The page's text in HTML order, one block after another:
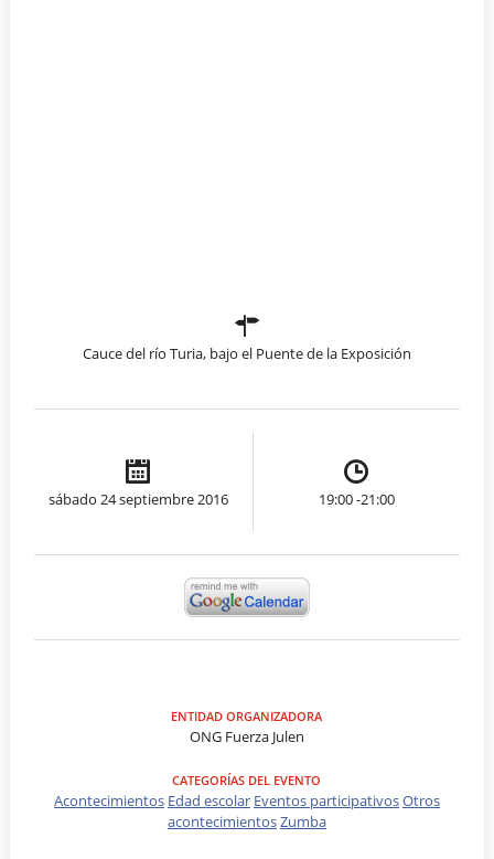
Cauce del río Turia, bajo el Puente de la Exposición
sábado 24 septiembre 2016 19:00 -21:00
ENTIDAD ORGANIZADORA
ONG Fuerza Julen
CATEGORÍAS DEL EVENTO
Acontecimientos Edad escolar Eventos participativosOtros
acontecimientosZumba